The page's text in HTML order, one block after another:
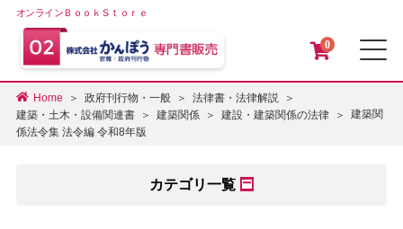
オンラインＢｏｏｋＳｔｏｒｅ
0
Home 政府刊行物・一般
法律書・法律解説
建築・土木・設備関連書
建築関係 建設・建築関係の法律
建築関
係法令集 法令編 令和8年版
カテゴリ一覧